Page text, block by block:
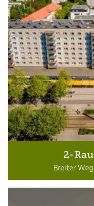
2-
Breiter